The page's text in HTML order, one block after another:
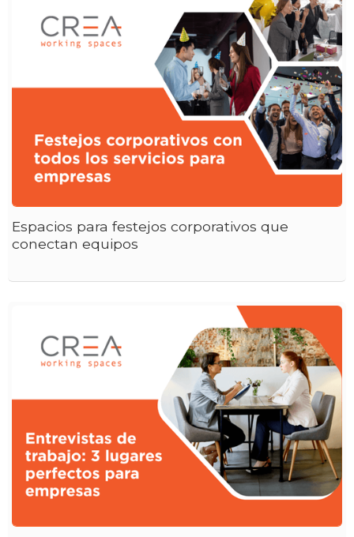
Espacios para festejos corporativos que
conectan equipos